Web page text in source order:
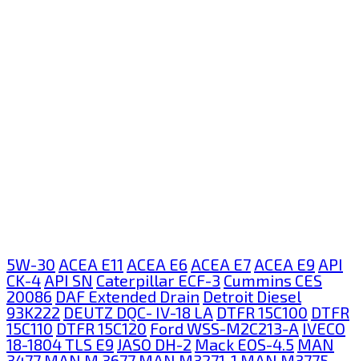
5W-30 ACEA E11 ACEA E6 ACEA E7 ACEA E9 API
CK-4 API SN Caterpillar ECF-3 Cummins CES
20086 DAF Extended Drain Detroit Diesel
93K222 DEUTZ DQC- IV-18 LA DTFR 15C100 DTFR
15C110 DTFR 15C120 Ford WSS-M2C213-A IVECO
18-1804 TLS E9 JASO DH-2 Mack EOS-4.5 MAN